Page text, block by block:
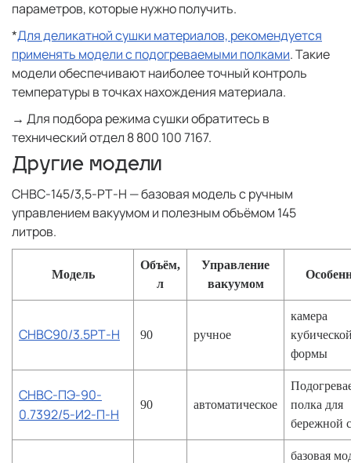
параметров, которые нужно получить.
*Для деликатной сушки материалов, рекомендуется
применять модели с подогреваемыми полками. Такие
модели обеспечивают наиболее точный контроль
температуры в точках нахождения материала.
→ Для подбора режима сушки обратитесь в
технический отдел 8 800 100 7167.
Другие модели
СНВС-145/3,5-РТ-Н — базовая модель с ручным
управлением вакуумом и полезным объёмом 145
литров.
Модель
Объём,
л
Управление
вакуумом
СНВС90/3.5РТ-Н 90 ручное
камера
формы
СНВС-ПЭ-90-
0.7392/5-И2-П-Н
90 автоматическое
полка для
бережной
базовая